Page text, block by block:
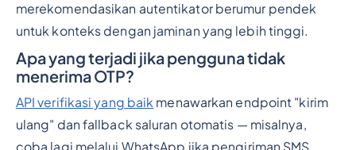
merekomendasikan autentikator berumur pendek
untuk konteks dengan jaminan yang lebih tinggi.
Apa yang terjadi jika pengguna tidak
menerima OTP?
API verifikasi yang baik menawarkan endpoint "kirim
ulang" dan fallback saluran otomatis — misalnya,
coba lagi melalui WhatsApp jika pengiriman SMS